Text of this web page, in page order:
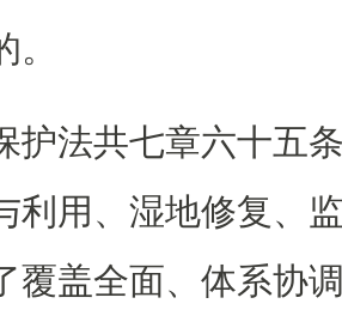
护法共七章六十五
利用、湿地修复、
覆盖全面、体系协